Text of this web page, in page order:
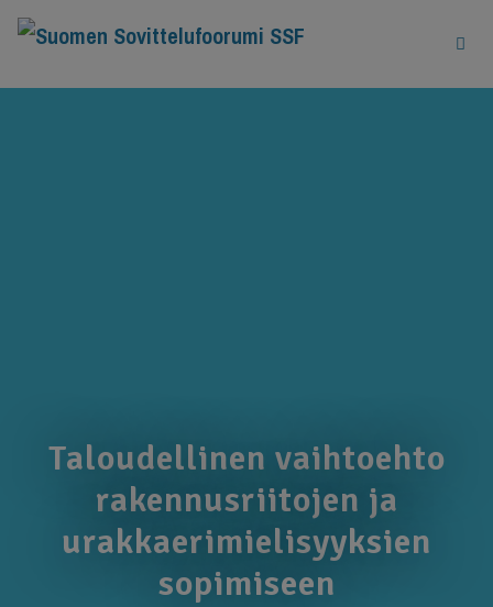
Siirry
Taloudellinen vaihtoehto
rakennusriitojen ja
urakkaerimielisyyksien
sopimiseen